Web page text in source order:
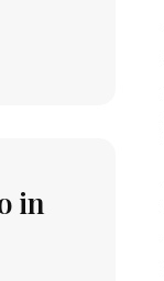
in